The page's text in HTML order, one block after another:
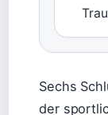
Sechs
der